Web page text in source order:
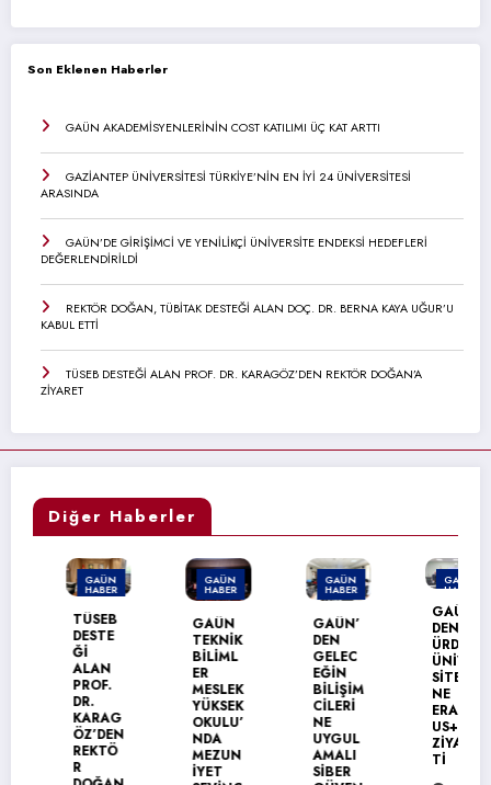
Son Eklenen Haberler
GAÜN AKADEMİSYENLERİNİN COST KATILIMI ÜÇ KAT ARTTI
GAZİANTEP ÜNİVERSİTESİ TÜRKİYE’NİN EN İYİ 24 ÜNİVERSİTESİ
ARASINDA
GAÜN’DE GİRİŞİMCİ VE YENİLİKÇİ ÜNİVERSİTE ENDEKSİ HEDEFLERİ
DEĞERLENDİRİLDİ
REKTÖR DOĞAN, TÜBİTAK DESTEĞİ ALAN DOÇ. DR. BERNA KAYA UĞUR’U
KABUL ETTİ
TÜSEB DESTEĞİ ALAN PROF. DR. KARAGÖZ’DEN REKTÖR DOĞAN’A
ZİYARET
Diğer Haberler
GAÜN
HABER
GAÜN
TEKNİK
BİLİML
ER
MESLEK
YÜKSEK
OKULU’
NDA
MEZUN
İYET
GAÜN
HABER
GAÜN’
DEN
GELEC
EĞİN
BİLİŞİM
CİLERİ
NE
UYGUL
AMALI
SİBER
GAÜN
HABER
DEN
ÜRDÜN
ÜNİVER
SİTESİ
NE
ERASM
US+
ZİYARE
Tİ
GAÜN
HABER
GAÜN
NACİ
TOPÇU
OĞLU
MESLEK
YÜKSEK
OKULU
MEZUN
İYET